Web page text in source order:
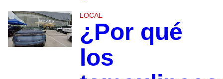
LOCAL
¿Por qué
los